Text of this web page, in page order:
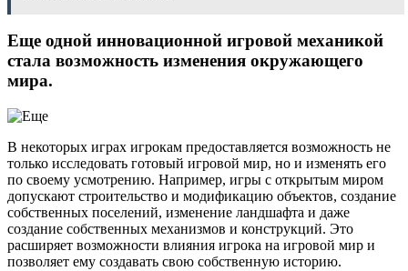
Еще одной инновационной игровой механикой
стала возможность изменения окружающего
мира.
В некоторых играх игрокам предоставляется возможность не
только исследовать готовый игровой мир, но и изменять его
по своему усмотрению. Например, игры с открытым миром
допускают строительство и модификацию объектов, создание
собственных поселений, изменение ландшафта и даже
создание собственных механизмов и конструкций. Это
расширяет возможности влияния игрока на игровой мир и
позволяет ему создавать свою собственную историю.